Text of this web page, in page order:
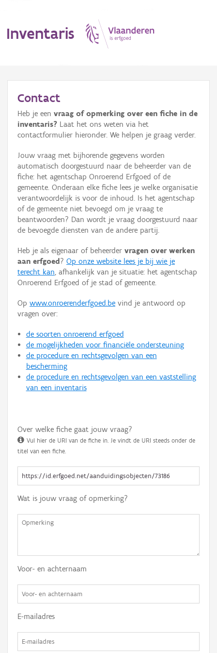
Inventaris
Erfgoedobject
Aanduidingsobject
Waarneming
Thema
Gebeurtenis
Persoon of collectief
Hergebruik
Aanmelden
Contact
Heb je een vraag of opmerking over een fiche in de
inventaris? Laat het ons weten via het
contactformulier hieronder. We helpen je graag verder.
Jouw vraag met bijhorende gegevens worden
automatisch doorgestuurd naar de beheerder van de
fiche: het agentschap Onroerend Erfgoed of de
gemeente. Onderaan elke fiche lees je welke organisatie
verantwoordelijk is voor de inhoud. Is het agentschap
of de gemeente niet bevoegd om je vraag te
beantwoorden? Dan wordt je vraag doorgestuurd naar
de bevoegde diensten van de andere partij.
Heb je als eigenaar of beheerder vragen over werken
aan erfgoed ? Op onze website lees je bij wie je
terecht kan, afhankelijk van je situatie: het agentschap
Onroerend Erfgoed of je stad of gemeente.
Op www.onroerenderfgoed.be vind je antwoord op
vragen over:
de soorten onroerend erfgoed
de mogelijkheden voor financiële ondersteuning
de procedure en rechtsgevolgen van een
bescherming
de procedure en rechtsgevolgen van een vaststelling
van een inventaris
Over welke fiche gaat jouw vraag?
Vul hier de URI van de fiche in. Je vindt de URI steeds onder de
titel van een fiche.
Wat is jouw vraag of opmerking?
Voor- en achternaam
E-mailadres